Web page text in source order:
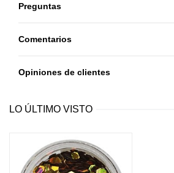
Preguntas
Comentarios
Opiniones de clientes
LO ÚLTIMO VISTO